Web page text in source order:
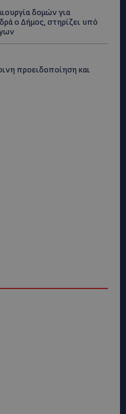
δομών για
ο Δήμος, στηρίζει υπό
προειδοποίηση και